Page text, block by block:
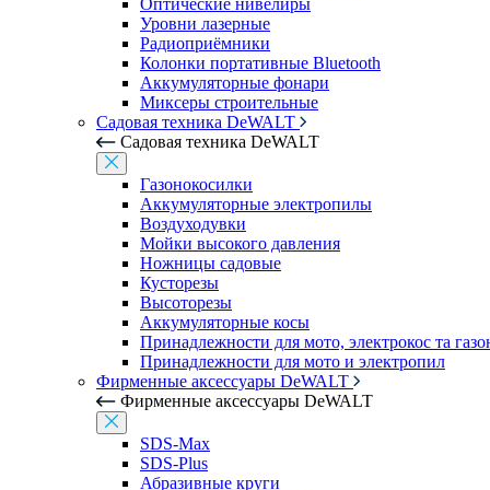
Оптические нивелиры
Уровни лазерные
Радиоприёмники
Колонки портативные Bluetooth
Аккумуляторные фонари
Миксеры строительные
Садовая техника DeWALT
Садовая техника DeWALT
Газонокосилки
Аккумуляторные электропилы
Воздуходувки
Мойки высокого давления
Ножницы садовые
Кусторезы
Высоторезы
Аккумуляторные косы
Принадлежности для мото, электрокос та
Принадлежности для мото и электропил
Фирменные аксессуары DeWALT
Фирменные аксессуары DeWALT
SDS-Max
SDS-Plus
Абразивные круги